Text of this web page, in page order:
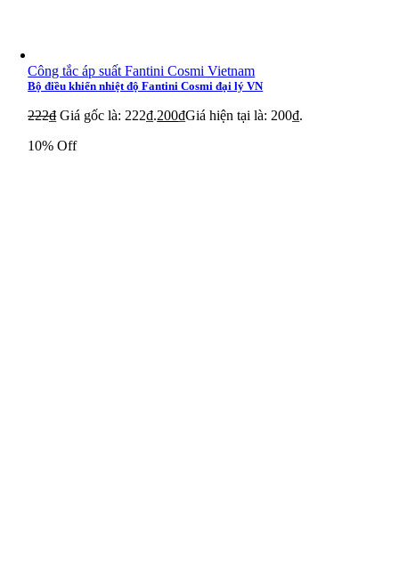
Công tắc áp suất Fantini Cosmi Vietnam
Bộ điều khiển nhiệt độ Fantini Cosmi đại lý VN
222₫ Giá gốc là: 222₫.200₫Giá hiện tại là: 200₫.
10% Off